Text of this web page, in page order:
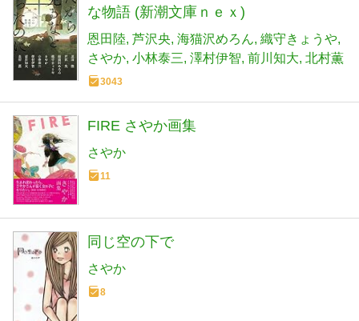
な物語 (新潮文庫ｎｅｘ)
恩田陸 芦沢央 海猫沢めろん 織守きょうや
さやか 小林泰三 澤村伊智 前川知大 北村薫
3043
FIRE さやか画集
さやか
11
同じ空の下で
さやか
8